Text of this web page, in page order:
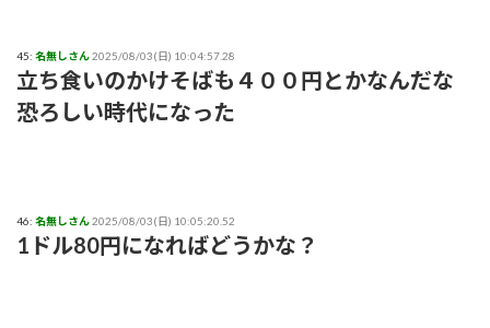
45: 名無しさん2025/08/03(日) 10:04:57.28
立ち食いのかけそばも４００円とかなんだな
恐ろしい時代になった
46: 名無しさん2025/08/03(日) 10:05:20.52
1ドル80円になればどうかな？